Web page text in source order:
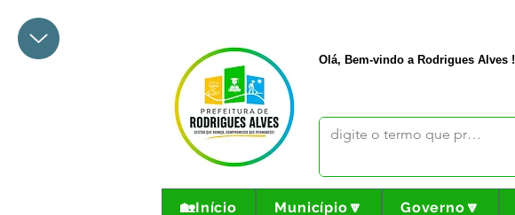
Olá, Bem-vindo a Rodrigues Alves !
🏡Início Município🔽 Governo🔽